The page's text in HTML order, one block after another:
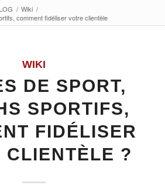
/ Wiki /
comment fidéliser votre clientèle
WIKI
DE SPORT,
SPORTIFS,
FIDÉLISER
CLIENTÈLE ?